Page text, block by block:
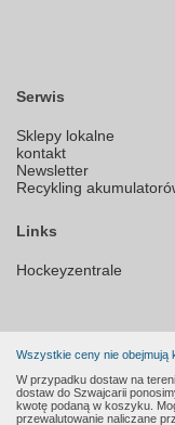
Serwis
Sklepy lokalne
kontakt
Newsletter
Recykling
Links
Hockeyzentrale
Wszystkie ceny nie obejmują
W przypadku dostaw na
dostaw do Szwajcarii
kwotę podaną w koszyku.
przewalutowanie naliczane